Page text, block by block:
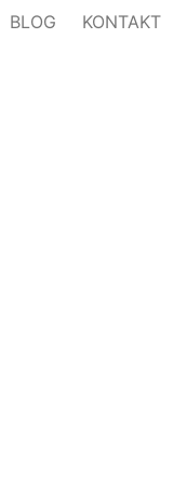
BLOG KONTAKT